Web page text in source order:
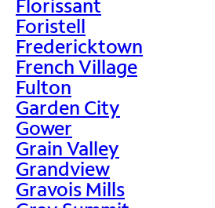
Florissant
Foristell
Fredericktown
French Village
Fulton
Garden City
Gower
Grain Valley
Grandview
Gravois Mills